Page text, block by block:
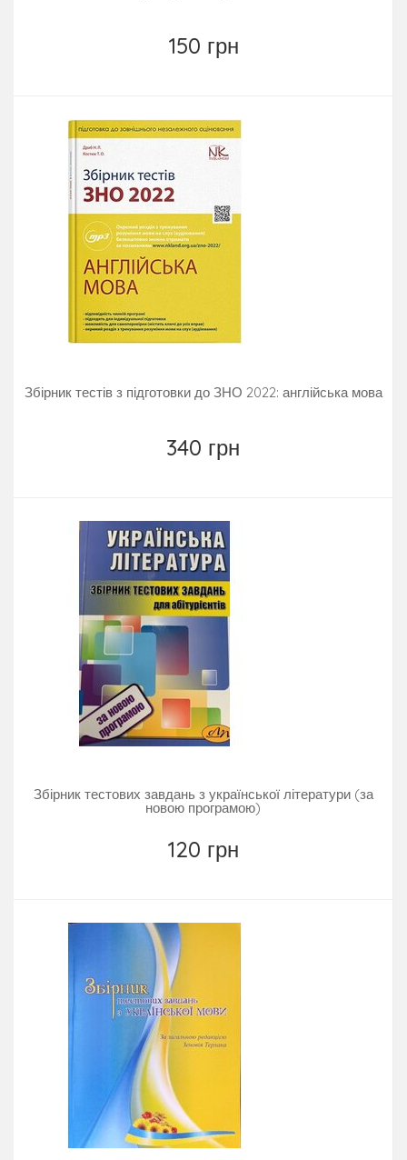
150 грн
Збірник тестів з підготовки до ЗНО 2022: англійська мова
340 грн
Збірник тестових завдань з української літератури (за
новою програмою)
120 грн